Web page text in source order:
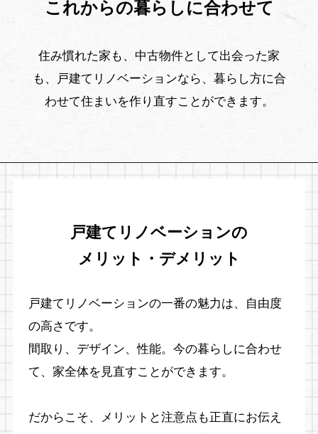
これからの暮らしに合わせて
住み慣れた家も、中古物件として出会った家
も、戸建てリノベーションなら、暮らし方に合
わせて住まいを作り直すことができます。
戸建てリノベーションの
メリット・デメリット
戸建てリノベーションの一番の魅力は、自由度
の高さです。
間取り、デザイン、性能。今の暮らしに合わせ
て、家全体を見直すことができます。
だからこそ、メリットと注意点も正直にお伝え